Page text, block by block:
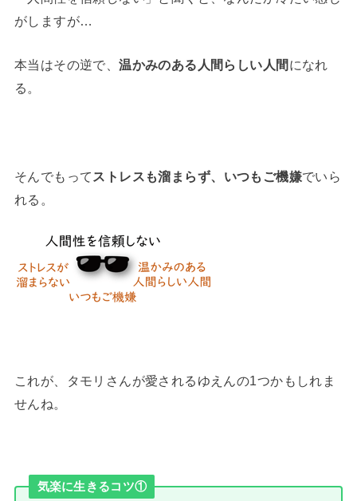
がしますが…
本当はその逆で、温かみのある人間らしい人間 になれ
る。
そんでもって ストレスも溜まらず、いつもご機嫌でいら
れる。
これが、タモリさんが愛されるゆえんの1つかもしれま
せんね。
気楽に生きるコツ①